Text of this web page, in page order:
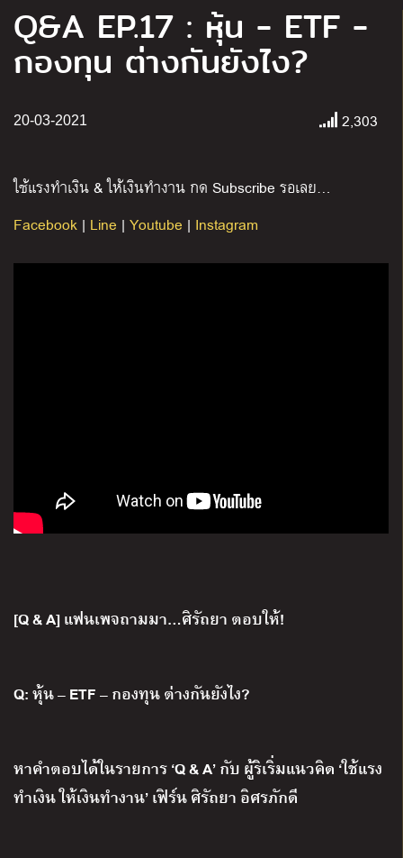
Q&A EP.17 : หุ้น - ETF -
กองทุน ต่างกันยังไง?
20-03-2021 2,303
ใช้แรงทำเงิน & ให้เงินทำงาน กด Subscribe รอเลย…
Facebook | Line | Youtube | Instagram
[Q & A] แฟนเพจถามมา…ศิรัถยา ตอบให้!
Q: หุ้น – ETF – กองทุน ต่างกันยังไง?
หาคำตอบได้ในรายการ ‘Q & A’ กับ ผู้ริเริ่มแนวคิด ‘ใช้แรง
ทำเงิน ให้เงินทำงาน’ เฟิร์น ศิรัถยา อิศรภักดี